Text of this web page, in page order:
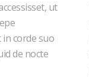
ut
corde suo
de nocte